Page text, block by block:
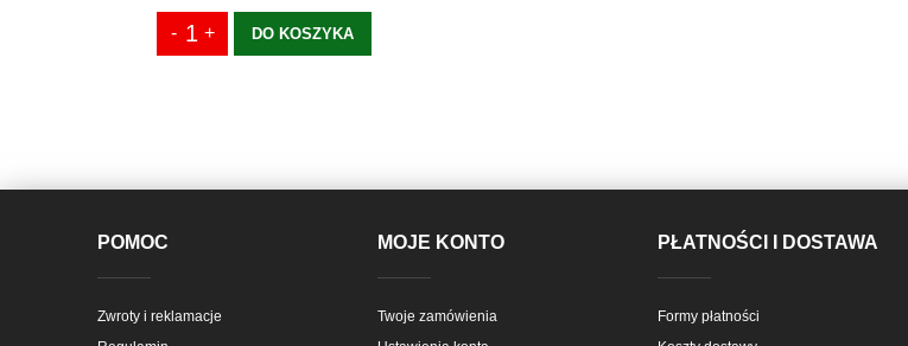
DO KOSZYKA
POMOC
Zwroty i reklamacje
MOJE KONTO
Twoje zamówienia
PŁATNOŚCI I DOSTAWA
Formy płatności